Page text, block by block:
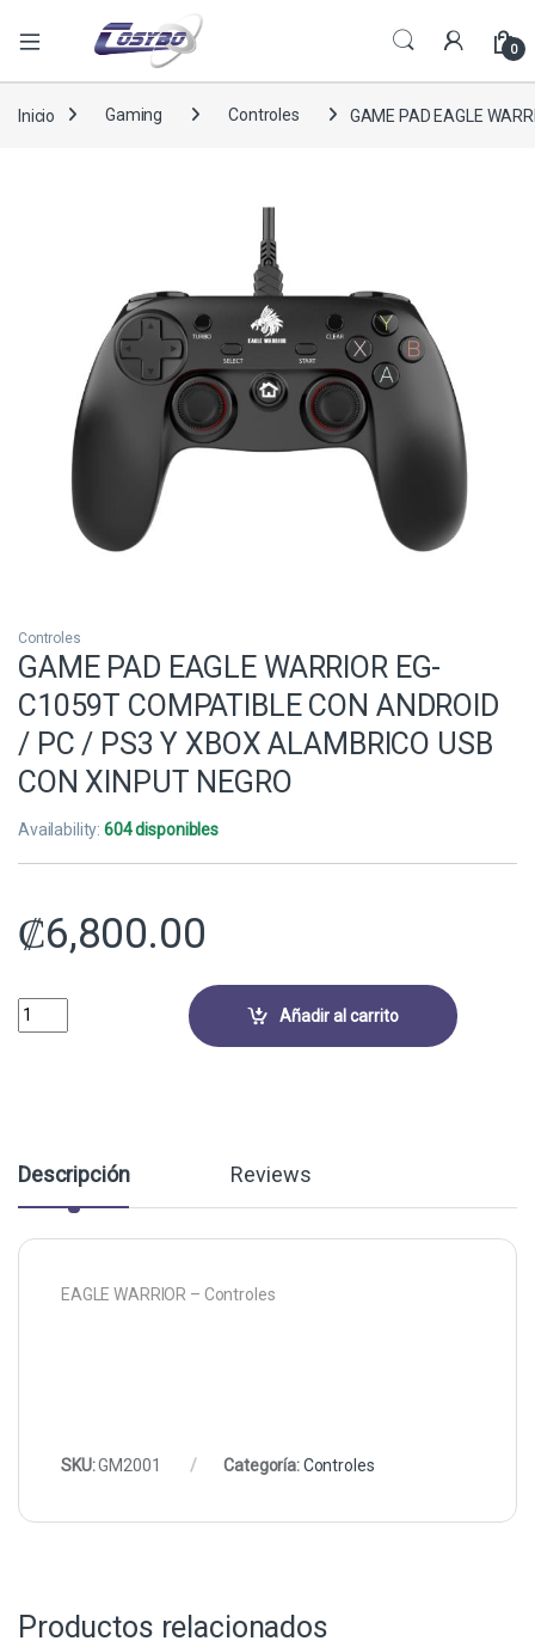
0
Inicio Gaming Controles GAME PAD EAGLE
Controles
GAME PAD EAGLE WARRIOR EG-
C1059T COMPATIBLE CON ANDROID
/ PC / PS3 Y XBOX ALAMBRICO USB
CON XINPUT NEGRO
Availability:604 disponibles
₡6,800.00
GAME PAD EAGLE WARRIOR EG-C1059T COMPATIBLE CON
Añadir al carrito
Descripción Reviews
EAGLE WARRIOR – Controles
SKU:GM2001 Categoría:Controles
Productos relacionados